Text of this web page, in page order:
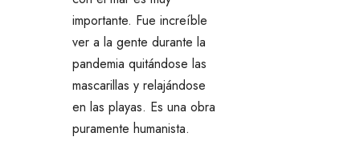
importante. Fue increíble
ver a la gente durante la
pandemia quitándose las
mascarillas y relajándose
en las playas. Es una obra
puramente humanista.